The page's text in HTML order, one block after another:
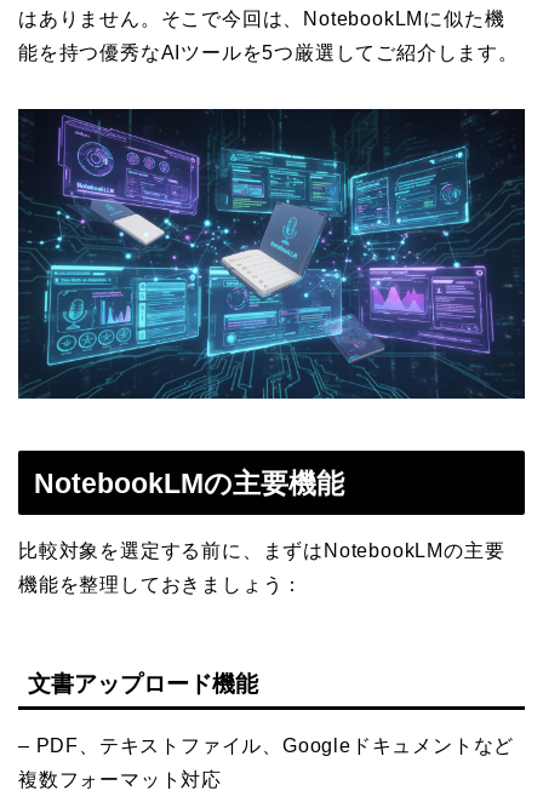
はありません。そこで今回は、NotebookLMに似た機
能を持つ優秀なAIツールを5つ厳選してご紹介します。
NotebookLMの主要機能
比較対象を選定する前に、まずはNotebookLMの主要
機能を整理しておきましょう：
文書アップロード機能
– PDF、テキストファイル、Googleドキュメントなど
複数フォーマット対応